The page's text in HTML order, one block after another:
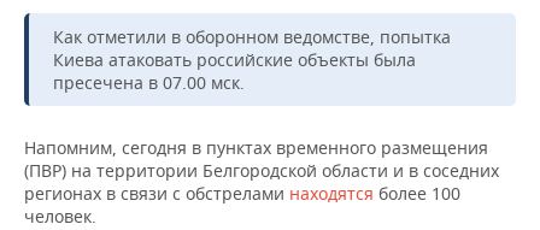
ВОЛЕЙБОЛ
КИБЕРСПОРТ
ФИГУРНОЕ КАТАНИЕ
ВОДНЫЕ ВИДЫ СПОРТА
ИСТОРИЯ
КУЛЬТУРА
МЕДИЦИНА
ОБРАЗОВАНИЕ
СПИСОК ПЕРСОН
СПИСОК КОМПАНИЙ
ПОЛНАЯ ВЕРСИЯ
Как отметили в оборонном ведомстве, попытка
Киева атаковать российские объекты была
пресечена в 07.00 мск.
Напомним, сегодня в пунктах временного размещения
(ПВР) на территории Белгородской области и в соседних
регионах в связи с обстрелами находятся более 100
человек.